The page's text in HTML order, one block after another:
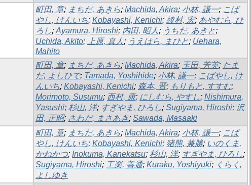
町田, 章; まちだ, あきら; Machida, Akira; 小林, 謙一; こば
やし, けんいち; Kobayashi, Kenichi; 綾村, 宏; あやむら, ひ
ろし; Ayamura, Hiroshi; 内田, 昭人 ; うちだ, あきと;
Uchida, Akito; 上原, 真人 ; うえはら, まひと; Uehara,
Mahito
町田, 章; まちだ, あきら; Machida, Akira; 玉田, 芳英; たま
だ, よしひで; Tamada, Yoshihide; 小林, 謙一; こばやし, け
んいち; Kobayashi, Kenichi; 森本, 晋; もりもと, すすむ;
Morimoto, Susumu; 西村, 康; にしむら, やすし; Nishimura,
Yasushi; 杉山, 洋; すぎやま, ひろし; Sugiyama, Hiroshi; 沢
田, 正昭; さわだ, まさあき; Sawada, Masaaki
町田, 章; まちだ, あきら; Machida, Akira; 小林, 謙一; こば
やし, けんいち; Kobayashi, Kenichi; 猪熊, 兼勝; いのくま,
かねかつ; Inokuma, Kanekatsu; 杉山, 洋; すぎやま, ひろし;
Sugiyama, Hiroshi; 工楽, 善通; Kuraku, Yoshiyuki; くらく,
よしゆき